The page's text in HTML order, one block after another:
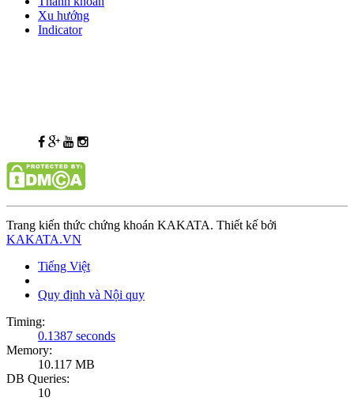
Xu hướng
Indicator
Trang kiến thức chứng khoán KAKATA. Thiết kế bởi
KAKATA.VN
Tiếng Việt
Quy định và Nội quy
Timing:
0.1387 seconds
Memory:
10.117 MB
DB Queries:
10